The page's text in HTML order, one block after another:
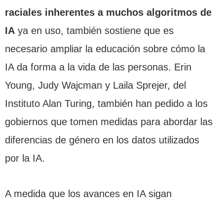
raciales inherentes a muchos algoritmos de
IA ya en uso, también sostiene que es
necesario ampliar la educación sobre cómo la
IA da forma a la vida de las personas. Erin
Young, Judy Wajcman y Laila Sprejer, del
Instituto Alan Turing, también han pedido a los
gobiernos que tomen medidas para abordar las
diferencias de género en los datos utilizados
por la IA.
A medida que los avances en IA sigan